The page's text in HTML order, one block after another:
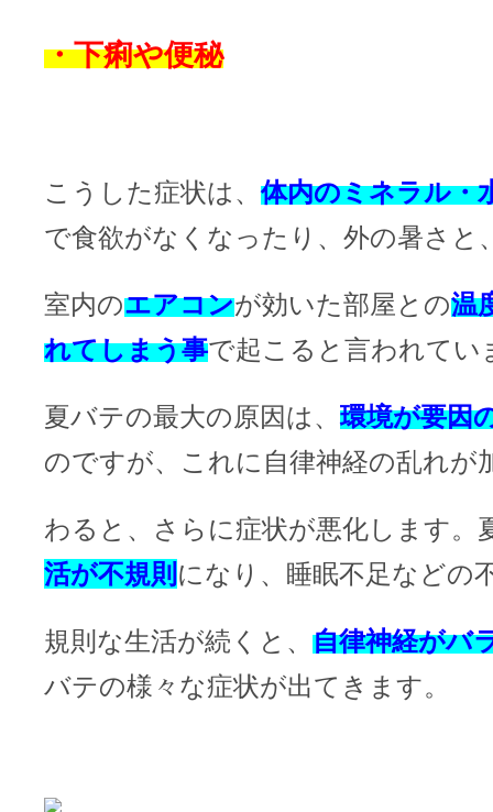
・下痢や便秘
こうした症状は、体内のミネラル・
で食欲がなくなったり、外の暑さと
室内のエアコンが効いた部屋との温
れてしまう事で起こると言われてい
夏バテの最大の原因は、 環境が要因
のですが、これに自律神経の乱れが
わると、さらに症状が悪化します。
活が不規則 になり、睡眠不足などの
規則な生活が続くと、 自律神経がバ
バテの様々な症状が出てきます。